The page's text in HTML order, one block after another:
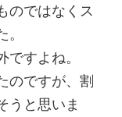
のではなくス
すよね。
のですが、割
うと思いま